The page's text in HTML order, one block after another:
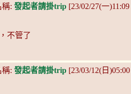
稱: 發起者請掛trip [23/02/27(一
不管了
稱: 發起者請掛trip [23/03/12(日